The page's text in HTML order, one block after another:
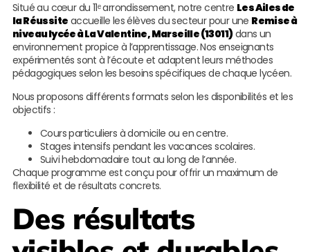
Situé au cœur du 11ᵉ arrondissement, notre centre Les Ailes de
la Réussite accueille les élèves du secteur pour une Remise à
niveau lycée à La Valentine, Marseille (13011)dans un
environnement propice à l’apprentissage. Nos enseignants
expérimentés sont à l’écoute et adaptent leurs méthodes
pédagogiques selon les besoins spécifiques de chaque lycéen.
Nous proposons différents formats selon les disponibilités et les
objectifs :
Cours particuliers à domicile ou en centre.
Stages intensifs pendant les vacances scolaires.
Suivi hebdomadaire tout au long de l’année.
Chaque programme est conçu pour offrir un maximum de
flexibilité et de résultats concrets.
Des résultats